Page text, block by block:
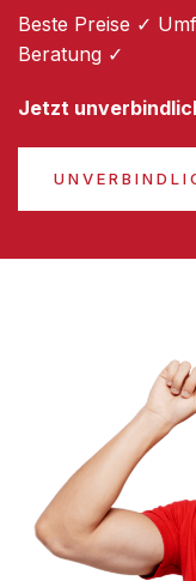
Beste Preise ✓
Beratung ✓
Jetzt